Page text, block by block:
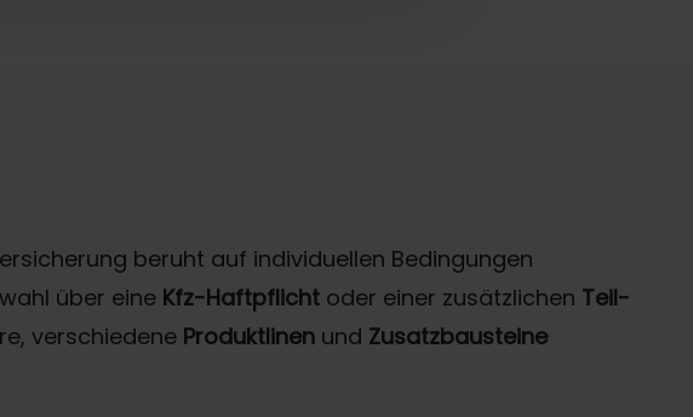
beruht auf individuellen Bedingungen
über eine Kfz-Haftpflicht oder einer zusätzlichen Teil-
verschiedene Produktlinen und Zusatzbausteine